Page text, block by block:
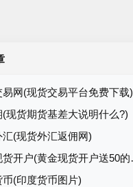
易网(现货交易平台免费下载)
(现货期货基差大说明什么?)
汇(现货外汇返佣网)
开户(黄金现货开户送50的平台)
币(印度货币图片)